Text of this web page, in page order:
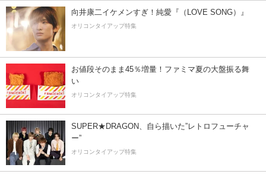
向井康二イケメンすぎ！純愛『（LOVE SONG）』
オリコンタイアップ特集
お値段そのまま45％増量！ファミマ夏の大盤振る舞
い
オリコンタイアップ特集
SUPER★DRAGON、自ら描いた”レトロフューチャ
ー”
オリコンタイアップ特集